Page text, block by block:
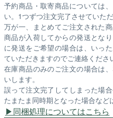
予約商品・取寄商品については
い。1つずつ注文完了させていた
万が一、まとめてご注文された
商品が入荷してからの発送とな
に発送をご希望の場合は、いっ
ていただきますのでご連絡くださ
在庫商品のみのご注文の場合は
いします。
誤って注文完了してしまった場
たまたま同時期となった場合など
同梱処理についてはこちら